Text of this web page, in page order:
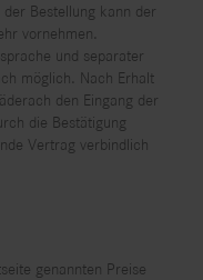
Bestellung kann der
vornehmen.
und separater
möglich. Nach Erhalt
den Eingang der
die Bestätigung
Vertrag verbindlich
genannten Preise